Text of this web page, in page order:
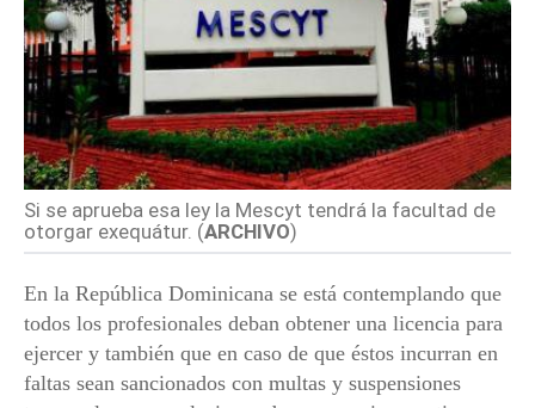
Si se aprueba esa ley la Mescyt tendrá la facultad de
otorgar exequátur. (ARCHIVO)
En la República Dominicana se está contemplando que
todos los profesionales deban obtener una licencia para
ejercer y también que en caso de que éstos incurran en
faltas sean sancionados con multas y suspensiones